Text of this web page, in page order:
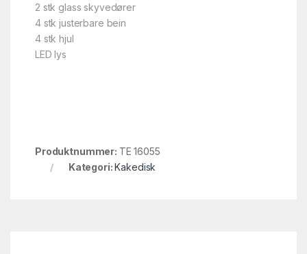
2 stk glass skyvedører
4 stk justerbare bein
4 stk hjul
LED lys
Produktnummer: TE 16055
Kategori: Kakedisk